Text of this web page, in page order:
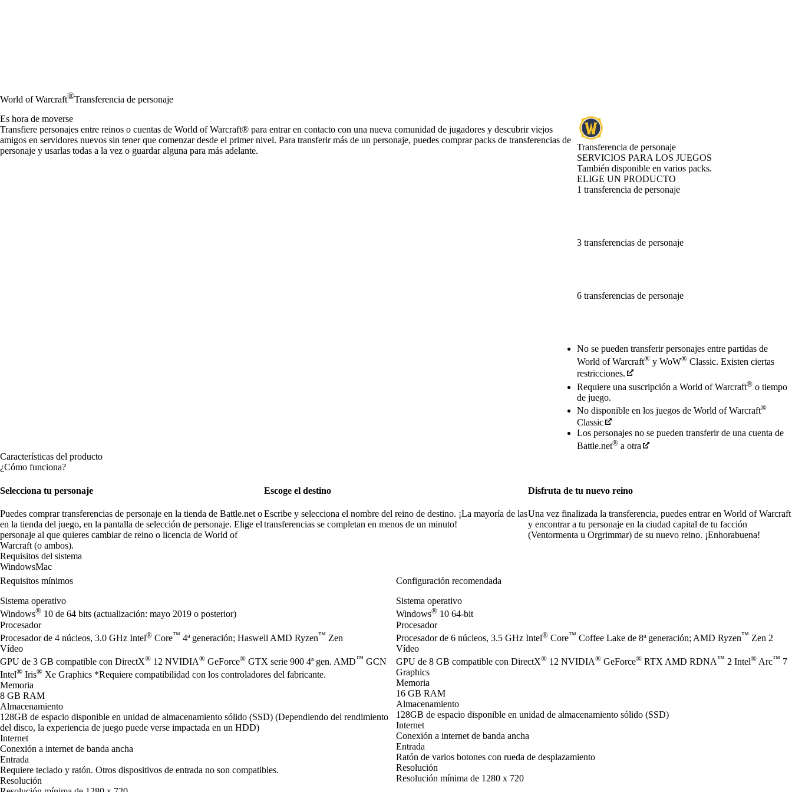
World of Warcraft®Transferencia de personaje
Transferencia de personaje
SERVICIOS PARA LOS JUEGOS
Product Notification
También disponible en varios packs.
ELIGE UN PRODUCTO
1 transferencia de personaje
3 transferencias de personaje
6 transferencias de personaje
Available actions
No se pueden transferir personajes entre partidas de
World of Warcraft® y WoW® Classic. Existen ciertas
restricciones.
Requiere una suscripción a World of Warcraft® o tiempo
de juego.
No disponible en los juegos de World of Warcraft®
Classic
Los personajes no se pueden transferir de una cuenta de
Battle.net® a otra
Es hora de moverse
Transfiere personajes entre reinos o cuentas de World of Warcraft® para entrar en contacto con una nueva comunidad de jugadores y descubrir viejos
amigos en servidores nuevos sin tener que comenzar desde el primer nivel. Para transferir más de un personaje, puedes comprar packs de transferencias de
personaje y usarlas todas a la vez o guardar alguna para más adelante.
Características del producto
¿Cómo funciona?
Selecciona tu personaje
Puedes comprar transferencias de personaje en la tienda de Battle.net o
en la tienda del juego, en la pantalla de selección de personaje. Elige el
personaje al que quieres cambiar de reino o licencia de World of
Warcraft (o ambos).
Escoge el destino
Escribe y selecciona el nombre del reino de destino. ¡La mayoría de las
transferencias se completan en menos de un minuto!
Disfruta de tu nuevo reino
Una vez finalizada la transferencia, puedes entrar en World of Warcraft
y encontrar a tu personaje en la ciudad capital de tu facción
(Ventormenta u Orgrimmar) de su nuevo reino. ¡Enhorabuena!
Requisitos del sistema
WindowsMac
Requisitos mínimos
Sistema operativo
Windows® 10 de 64 bits (actualización: mayo 2019 o posterior)
Procesador
Procesador de 4 núcleos, 3.0 GHz Intel® Core™ 4ª generación; Haswell AMD Ryzen™ Zen
Vídeo
GPU de 3 GB compatible con DirectX® 12 NVIDIA® GeForce® GTX serie 900 4ª gen. AMD™ GCN
Intel® Iris® Xe Graphics *Requiere compatibilidad con los controladores del fabricante.
Memoria
8 GB RAM
Almacenamiento
128GB de espacio disponible en unidad de almacenamiento sólido (SSD) (Dependiendo del rendimiento
del disco, la experiencia de juego puede verse impactada en un HDD)
Internet
Conexión a internet de banda ancha
Entrada
Requiere teclado y ratón. Otros dispositivos de entrada no son compatibles.
Resolución
Configuración recomendada
Sistema operativo
Windows® 10 64-bit
Procesador
Procesador de 6 núcleos, 3.5 GHz Intel® Core™ Coffee Lake de 8ª generación; AMD Ryzen™ Zen 2
Vídeo
GPU de 8 GB compatible con DirectX® 12 NVIDIA® GeForce® RTX AMD RDNA™ 2 Intel® Arc™ 7
Graphics
Memoria
16 GB RAM
Almacenamiento
128GB de espacio disponible en unidad de almacenamiento sólido (SSD)
Internet
Conexión a internet de banda ancha
Entrada
Ratón de varios botones con rueda de desplazamiento
Resolución
Resolución mínima de 1280 x 720